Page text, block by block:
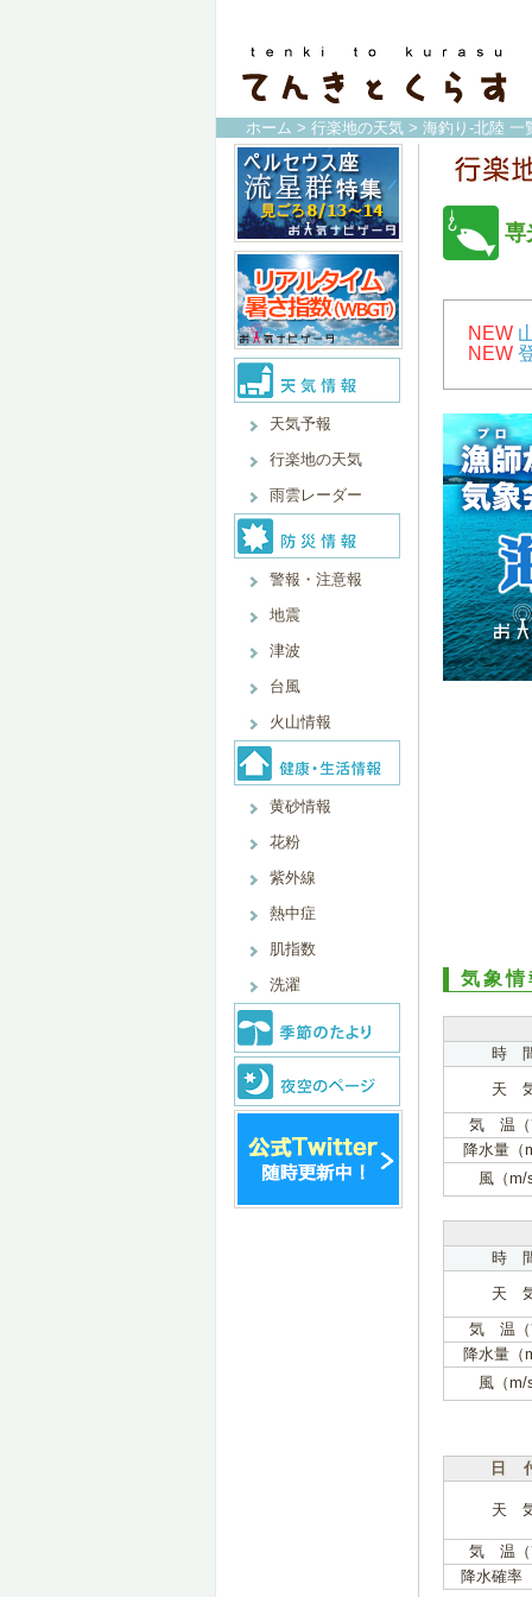
ホーム > 行楽地の天気 > 海釣り-北陸 一
天気予報
行楽地の天気
雨雲レーダー
警報・注意報
地震
津波
台風
火山情報
黄砂情報
花粉
紫外線
熱中症
肌指数
洗濯
専
NEW
NEW
気象情
時
天
気 温
降水量（
風（m/
時
天
気 温
降水量（
風（m/
日
天
気 温
降水確率